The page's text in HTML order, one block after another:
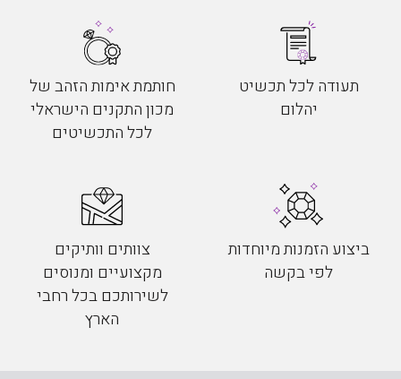
תעודה לכל תכשיט
יהלום
חותמת אימות הזהב של
מכון התקנים הישראלי
לכל התכשיטים
ביצוע הזמנות מיוחדות
לפי בקשה
צוותים וותיקים
מקצועיים ומנוסים
לשירותכם בכל רחבי
הארץ